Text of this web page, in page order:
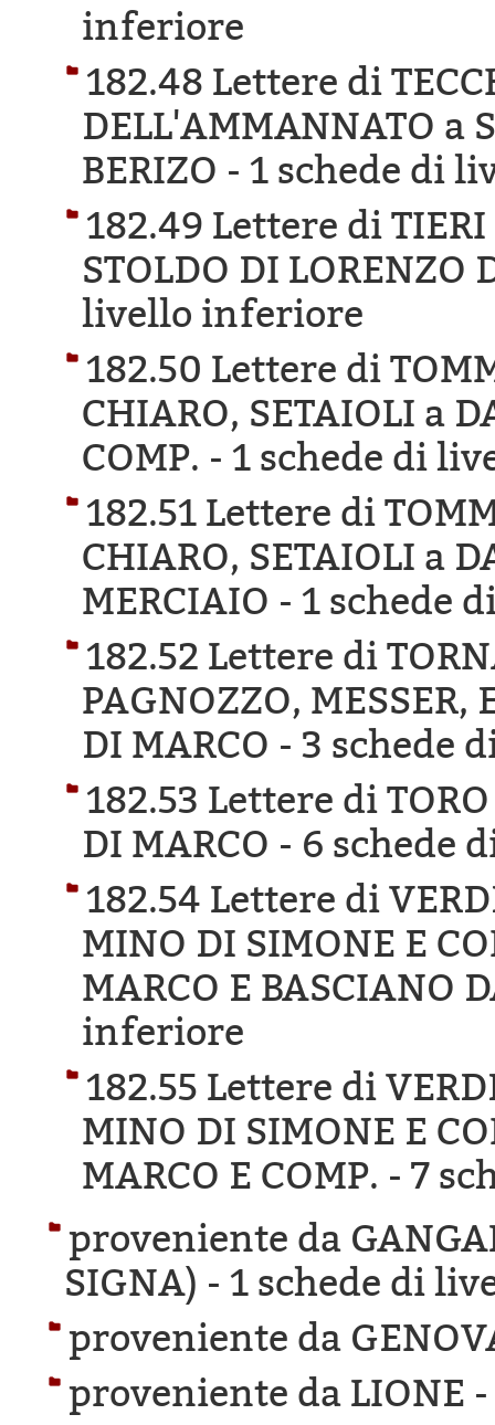
inferiore
182.48 Lettere di
DELL'AMMANNATO a
BERIZO - 1 schede di
182.49 Lettere di
STOLDO DI LORENZO
livello inferiore
182.50 Lettere di
CHIARO, SETAIOLI a
COMP. - 1 schede di
182.51 Lettere di
CHIARO, SETAIOLI a
MERCIAIO - 1 schede
182.52 Lettere di
PAGNOZZO, MESSER,
DI MARCO - 3 schede
182.53 Lettere di
DI MARCO - 6 schede
182.54 Lettere di
MINO DI SIMONE E
MARCO E BASCIANO
inferiore
182.55 Lettere di
MINO DI SIMONE E
MARCO E COMP. - 7
proveniente da
SIGNA) - 1 schede di
proveniente da
proveniente da LIONE